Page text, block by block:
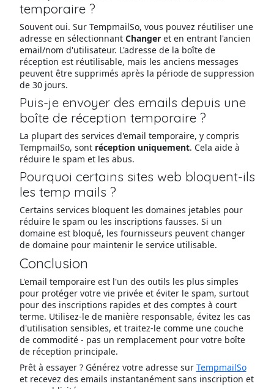
temporaire ?
Souvent oui. Sur TempmailSo, vous pouvez réutiliser une
adresse en sélectionnant Changeret en entrant l'ancien
email/nom d'utilisateur. L'adresse de la boîte de
réception est réutilisable, mais les anciens messages
peuvent être supprimés après la période de suppression
de 30 jours.
Puis-je envoyer des emails depuis une
boîte de réception temporaire ?
La plupart des services d'email temporaire, y compris
TempmailSo, sont réception uniquement. Cela aide à
réduire le spam et les abus.
Pourquoi certains sites web bloquent-ils
les temp mails ?
Certains services bloquent les domaines jetables pour
réduire le spam ou les inscriptions fausses. Si un
domaine est bloqué, les fournisseurs peuvent changer
de domaine pour maintenir le service utilisable.
Conclusion
L'email temporaire est l'un des outils les plus simples
pour protéger votre vie privée et éviter le spam, surtout
pour des inscriptions rapides et des comptes à court
terme. Utilisez-le de manière responsable, évitez les cas
d'utilisation sensibles, et traitez-le comme une couche
de commodité - pas un remplacement pour votre boîte
de réception principale.
Prêt à essayer ? Générez votre adresse sur TempmailSo
et recevez des emails instantanément sans inscription et